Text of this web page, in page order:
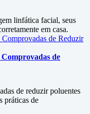
linfática facial, seus
em casa.
de
de reduzir poluentes
práticas de